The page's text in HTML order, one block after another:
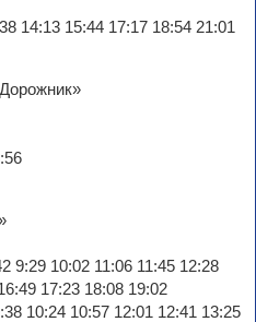
14:13 15:44 17:17 18:54 21:01
9:29 10:02 11:06 11:45 12:28
17:23 18:08 19:02
10:24 10:57 12:01 12:41 13:25